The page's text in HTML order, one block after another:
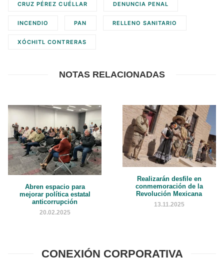
CRUZ PÉREZ CUÉLLAR DENUNCIA PENAL
INCENDIO PAN RELLENO SANITARIO
XÓCHITL CONTRERAS
NOTAS RELACIONADAS
Abren espacio para
mejorar política estatal
anticorrupción
20.02.2025
Realizarán desfile en
conmemoración de la
Revolución Mexicana
13.11.2025
CONEXIÓN CORPORATIVA